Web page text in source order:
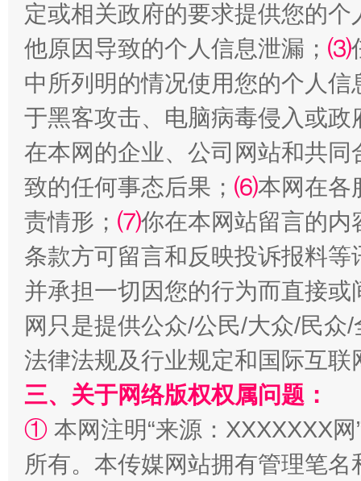
受贿1.44亿！段成刚被判无期 从幼
全民健身五年计划来了！等你上场
定或相关政府的要求提供您的个
他原因导致的个人信息泄漏； ⑶
中所列明的情况使用您的个人
于黑客攻击、电脑病毒侵入或
在本网的企业、公司网站和共
致的任何事态后果； ⑹本网在各
责情形； ⑺你在本网站留言的内
条款方可留言和反映投诉报料
并承担一切因您的行为而直接
网只是提供公众/公民/大众/民
法律法规及行业规定和国际互
三、关于网络版权权属问题：
① 本网注明“来源：XXXXXXX
所有。本传媒网站拥有管理笔